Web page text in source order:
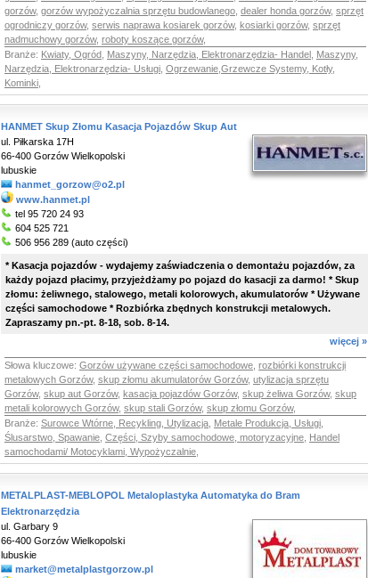
gorzów, gorzów wypożyczalnia sprzętu budowlanego dealer honda gorzów, sprzęt
ogrodniczy gorzów, serwis naprawa kosiarek gorzów, kosiarki gorzów, sprzęt
nadmuchowy gorzów, roboty koszące gorzów,
Branże: Kwiaty, Ogród Maszyny, Narzędzia, Elektronarzędzia- Handel Maszyny,
Narzędzia, Elektronarzędzia- Usługi Ogrzewanie,Grzewcze Systemy, Kotły,
Kominki
HANMET Skup Złomu Kasacja Pojazdów Skup Aut
ul. Piłkarska 17H
66-400 Gorzów Wielkopolski
lubuskie
hanmet_gorzow@o2.pl
www.hanmet.pl
tel 95 720 24 93
604 525 721
506 956 289 (auto części)
* Kasacja pojazdów - wydajemy zaświadczenia o demontażu pojazdów, za
każdy pojazd płacimy, przyjeżdżamy po pojazd do kasacji za darmo! * Skup
złomu: żeliwnego, stalowego, metali kolorowych, akumulatorów * Używane
części samochodowe * Rozbiórka zbędnych konstrukcji metalowych.
Zapraszamy pn.-pt. 8-18, sob. 8-14.
więcej »
Słowa kluczowe: Gorzów używane części samochodowe rozbiórki konstrukcji
metalowych Gorzów, skup złomu akumulatorów Gorzów, utylizacja sprzętu
Gorzów, skup aut Gorzów, kasacja pojazdów Gorzów, skup żeliwa Gorzów, skup
metali kolorowych Gorzów, skup stali Gorzów, skup złomu Gorzów,
Branże: Surowce Wtórne, Recykling, Utylizacja Metale Produkcja, Usługi,
Ślusarstwo, Spawanie Części, Szyby samochodowe, motoryzacyjne Handel
samochodami/ Motocyklami, Wypożyczalnie
METALPLAST-MEBLOPOL Metaloplastyka Automatyka do Bram
Elektronarzędzia
ul. Garbary 9
66-400 Gorzów Wielkopolski
lubuskie
market@metalplastgorzow.pl